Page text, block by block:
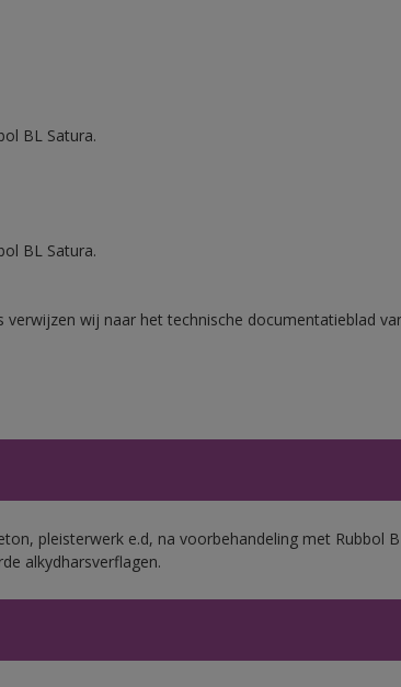
BL Satura.
BL Satura.
wij naar het technische documentatieblad
pleisterwerk e.d, na voorbehandeling met Rubbol
alkydharsverflagen.